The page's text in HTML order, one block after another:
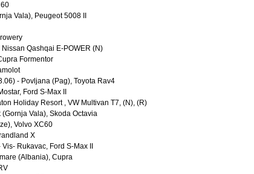
Vala), Peugeot 5008 II
Qashqai E-POWER (N)
Formentor
- Povljana (Pag), Toyota Rav4
Ford S-Max II
Holiday Resort , VW Multivan T7, (N), (R)
Vala), Skoda Octavia
Volvo XC60
X
Rukavac, Ford S-Max II
(Albania), Cupra